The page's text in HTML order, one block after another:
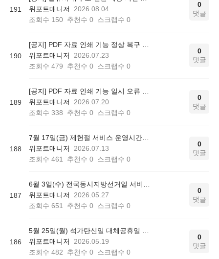
191
위포트매니저
2026.08.04
조회수 150 추천수 0 스크랩수 0
0
댓글
190
위포트매니저
2026.07.23
조회수 479 추천수 0 스크랩수 0
0
댓글
189
위포트매니저
2026.07.20
조회수 338 추천수 0 스크랩수 0
0
댓글
188
위포트매니저
2026.07.13
조회수 461 추천수 0 스크랩수 0
0
댓글
187
위포트매니저
2026.05.27
조회수 651 추천수 0 스크랩수 0
0
댓글
186
위포트매니저
2026.05.19
조회수 482 추천수 0 스크랩수 0
0
댓글